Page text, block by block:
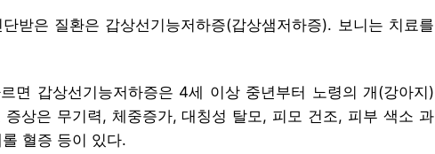
받은 질환은 갑상선기능저하증(갑상샘저하증). 보니는 치료를
면 갑상선기능저하증은 4세 이상 중년부터 노령의 개(강아지)
상은 무기력, 체중증가, 대칭성 탈모, 피모 건조, 피부 색소 과
혈증 등이 있다.